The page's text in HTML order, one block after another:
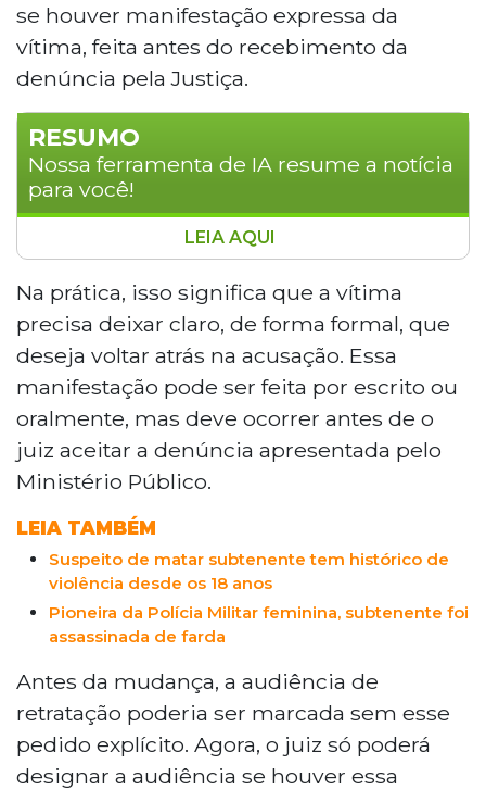
se houver manifestação expressa da
vítima, feita antes do recebimento da
denúncia pela Justiça.
RESUMO
Nossa ferramenta de IA resume a notícia
para você!
Nova lei altera a Lei Maria da Penha e muda as
regras para que vítimas de violência doméstica
possam desistir de uma denúncia. A chamada
audiência de retratação agora só pode ocorrer
se a vítima manifestar, de forma expressa e
antecipada, o desejo de recuar na acusação,
antes do recebimento da denúncia pela
Justiça. A medida foi sancionada pelo
presidente da República e publicada no Diário
LEIA AQUI
Na prática, isso significa que a vítima
precisa deixar claro, de forma formal, que
deseja voltar atrás na acusação. Essa
manifestação pode ser feita por escrito ou
oralmente, mas deve ocorrer antes de o
juiz aceitar a denúncia apresentada pelo
Ministério Público.
LEIA TAMBÉM
Suspeito de matar subtenente tem histórico de
violência desde os 18 anos
Pioneira da Polícia Militar feminina, subtenente foi
assassinada de farda
Antes da mudança, a audiência de
retratação poderia ser marcada sem esse
pedido explícito. Agora, o juiz só poderá
designar a audiência se houver essa